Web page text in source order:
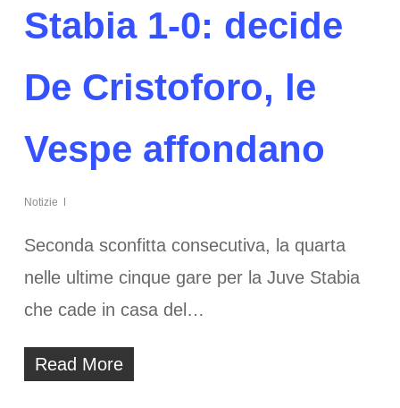
Stabia 1-0: decide
De Cristoforo, le
Vespe affondano
Notizie
Seconda sconfitta consecutiva, la quarta
nelle ultime cinque gare per la Juve Stabia
che cade in casa del…
Read More